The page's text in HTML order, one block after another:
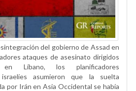
del gobierno de Assad en
ataques de asesinato dirigidos
en Líbano, los planificadores
asumieron que la suelta
por Irán en Asia Occidental se había